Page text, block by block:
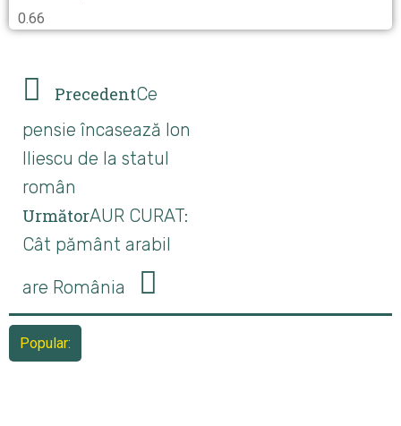
PrecedentCe
pensie încasează Ion
Iliescu de la statul
român
UrmătorAUR CURAT:
Cât pământ arabil
are România
Popular: